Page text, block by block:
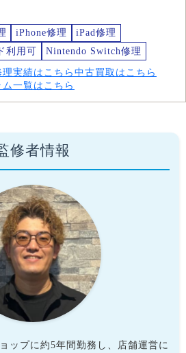
iPhone修理
iPad修理
利用可
Nintendo Switch修理
理実績はこちら 中古買取はこちら
ム一覧はこちら
修者情報
ップに約5年間勤務し、店舗運営に